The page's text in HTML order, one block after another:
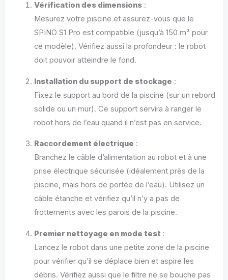
Vérification des dimensions :
Mesurez votre piscine et assurez-vous que le
SPINO S1 Pro est compatible (jusqu’à 150 m³ pour
ce modèle). Vérifiez aussi la profondeur : le robot
doit pouvoir atteindre le fond.
Installation du support de stockage :
Fixez le support au bord de la piscine (sur un rebord
solide ou un mur). Ce support servira à ranger le
robot hors de l’eau quand il n’est pas en service.
Raccordement électrique :
Branchez le câble d’alimentation au robot et à une
prise électrique sécurisée (idéalement près de la
piscine, mais hors de portée de l’eau). Utilisez un
câble étanche et vérifiez qu’il n’y a pas de
frottements avec les parois de la piscine.
Premier nettoyage en mode test :
Lancez le robot dans une petite zone de la piscine
pour vérifier qu’il se déplace bien et aspire les
débris. Vérifiez aussi que le filtre ne se bouche pas